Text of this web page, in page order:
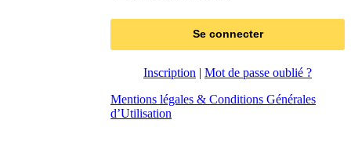
Inscription | Mot de passe oublié ?
Mentions légales & Conditions Générales
d’Utilisation